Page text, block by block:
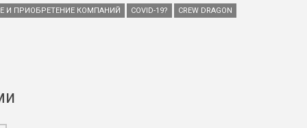
И ПРИОБРЕТЕНИЕ КОМПАНИЙ
COVID-19?
CREW DRAGON